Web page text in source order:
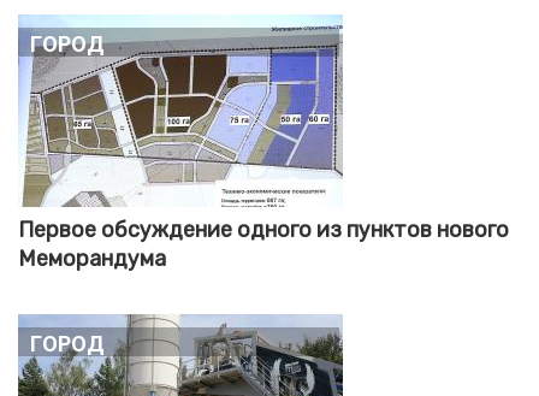
Город
Первое обсуждение одного из пунктов нового
Меморандума
Город